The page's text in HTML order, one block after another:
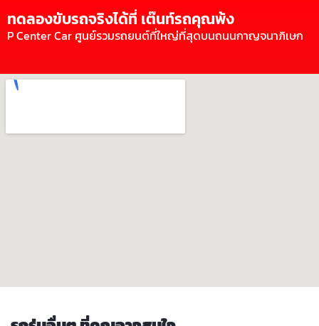
ทดลองขับรถจริงได้ที่ เต๊นท์รถคุณพ้ง
P Center Car ศูนย์รวมรถยนต์ที่ใหญ่ที่สุดบนถนนกาญจนาภิเษก